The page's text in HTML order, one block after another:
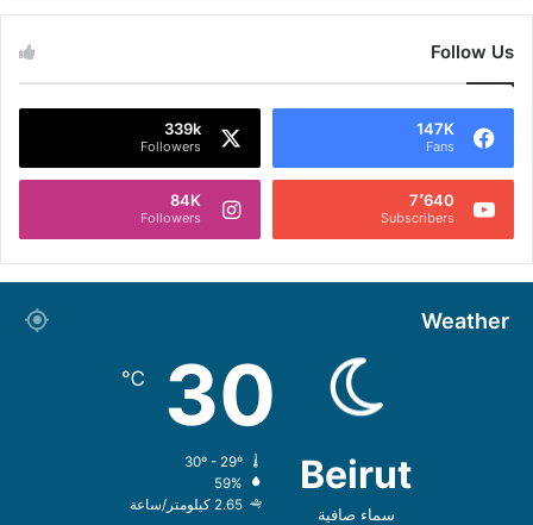
Follow Us
147K
Fans
339k
Followers
7٬640
Subscribers
84K
Followers
Weather
Beirut
سماء صافية
30
℃
59%
2.65 كيلومتر/ساعة